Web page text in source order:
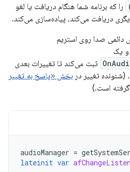
را که برنامه شما هنگام دریافت یا لغو
دریافت می‌کند، پیاده‌سازی می‌کند.
صدا روی استریم
و یک
ثبت می‌کند تا تغییرات بعدی
تغییر در بخش «پاسخ به تغییر
است.)
audioManager =
lateinit var